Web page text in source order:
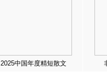
2025中国年度精短散文